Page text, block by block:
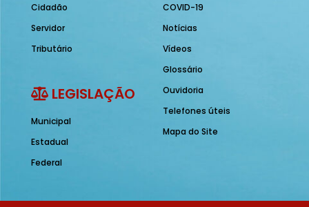
Cidadão
Servidor
Tributário
LEGISLAÇÃO
Municipal
Estadual
Federal
COVID-19
Notícias
Vídeos
Glossário
Ouvidoria
Telefones úteis
Mapa do Site